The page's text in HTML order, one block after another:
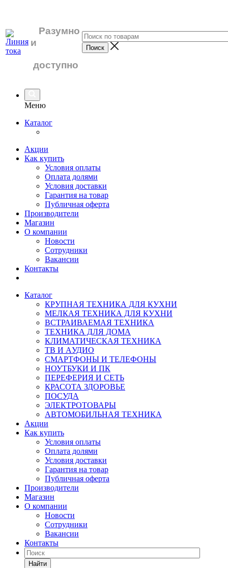
Разумно
и
доступно
Меню
Каталог
Акции
Как купить
Условия оплаты
Оплата долями
Условия доставки
Гарантия на товар
Публичная оферта
Производители
Магазин
О компании
Новости
Сотрудники
Вакансии
Контакты
Каталог
КРУПНАЯ ТЕХНИКА ДЛЯ КУХНИ
МЕЛКАЯ ТЕХНИКА ДЛЯ КУХНИ
ВСТРАИВАЕМАЯ ТЕХНИКА
ТЕХНИКА ДЛЯ ДОМА
КЛИМАТИЧЕСКАЯ ТЕХНИКА
ТВ И AУДИО
СМАРТФОНЫ И ТЕЛЕФОНЫ
НОУТБУКИ И ПК
ПЕРЕФЕРИЯ И СЕТЬ
КРАСОТА ЗДОРОВЬЕ
ПОСУДА
ЭЛЕКТРОТОВАРЫ
АВТОМОБИЛЬНАЯ ТЕХНИКА
Акции
Как купить
Условия оплаты
Оплата долями
Условия доставки
Гарантия на товар
Публичная оферта
Производители
Магазин
О компании
Новости
Сотрудники
Вакансии
Контакты
Найти